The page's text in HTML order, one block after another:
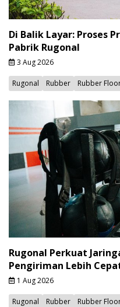
Di Balik Layar: Proses
Pabrik Rugonal
3 Aug 2026
Rugonal Rubber Rubber
Rugonal Perkuat
Pengiriman Lebih
1 Aug 2026
Rugonal Rubber Rubber